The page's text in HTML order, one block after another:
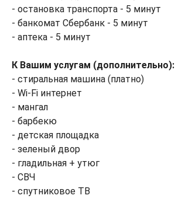
- остановка транспорта - 5 минут
- банкомат Сбербанк - 5 минут
- аптека - 5 минут
К Вашим услугам (дополнительно):
- стиральная машина (платно)
- Wi-Fi интернет
- мангал
- барбекю
- детская площадка
- зеленый двор
- гладильная + утюг
- СВЧ
- спутниковое ТВ